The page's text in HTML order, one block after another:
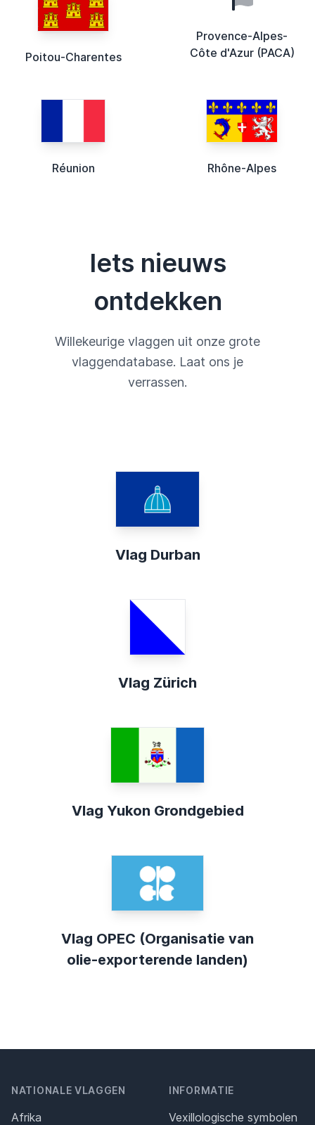
Poitou-Charentes
Provence-Alpes-
Côte d'Azur (PACA)
Réunion Rhône-Alpes
Iets nieuws
ontdekken
Willekeurige vlaggen uit onze grote
vlaggendatabase. Laat ons je
verrassen.
Vlag Durban
Vlag Zürich
Vlag Yukon Grondgebied
Vlag OPEC (Organisatie van
olie-exporterende landen)
NATIONALE VLAGGEN
Afrika
INFORMATIE
Vexillologische symbolen